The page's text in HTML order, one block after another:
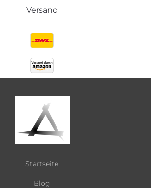
Versand
Startseite
Blog